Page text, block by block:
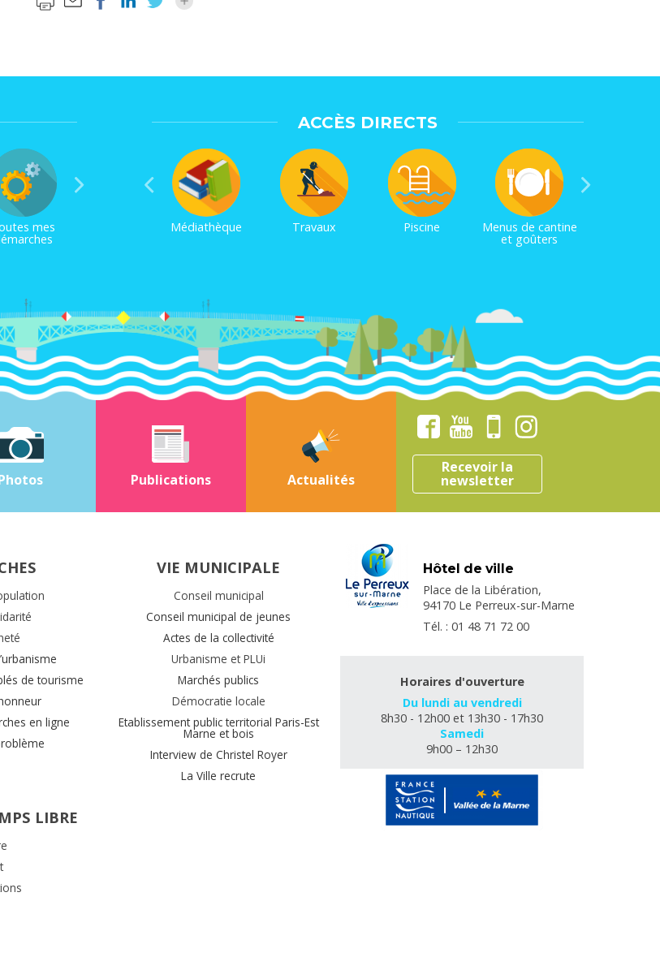
mes
ACCÈS DIRECTS
Médiathèque Travaux Piscine Menus de cantine
et goûters
Publications Actualités
Recevoir la
newsletter
de tourisme
en ligne
VIE MUNICIPALE
Conseil municipal
Conseil municipal de jeunes
Actes de la collectivité
Urbanisme et PLUi
Marchés publics
Démocratie locale
Etablissement public territorial Paris-Est
Marne et bois
Interview de Christel Royer
La Ville recrute
LIBRE
Hôtel de ville
Place de la Libération,
94170 Le Perreux-sur-Marne
Tél. : 01 48 71 72 00
Horaires d'ouverture
Du lundi au vendredi
8h30 - 12h00 et 13h30 - 17h30
Samedi
9h00 – 12h30